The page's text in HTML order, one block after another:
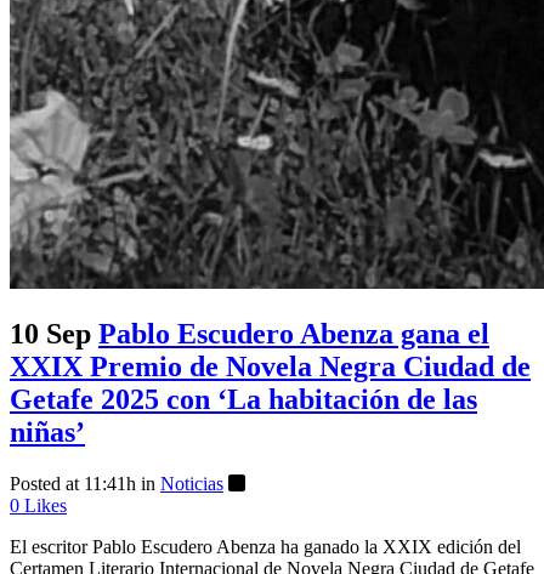
10 Sep Pablo Escudero Abenza gana el
XXIX Premio de Novela Negra Ciudad de
Getafe 2025 con ‘La habitación de las
niñas’
Posted at 11:41h in Noticias
0 Likes
El escritor Pablo Escudero Abenza ha ganado la XXIX edición del
Certamen Literario Internacional de Novela Negra Ciudad de Getafe